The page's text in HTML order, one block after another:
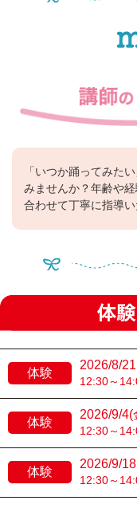
「いつか踊ってみた
みませんか？年齢や
合わせて丁寧に指導い
体験
2026/8/
12:30～
体験
2026/9/4(
12:30～
体験
2026/9/
12:30～